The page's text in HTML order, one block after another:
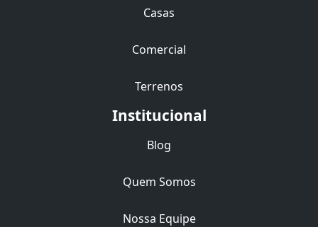
Casas
Comercial
Terrenos
Institucional
Blog
Quem Somos
Nossa Equipe